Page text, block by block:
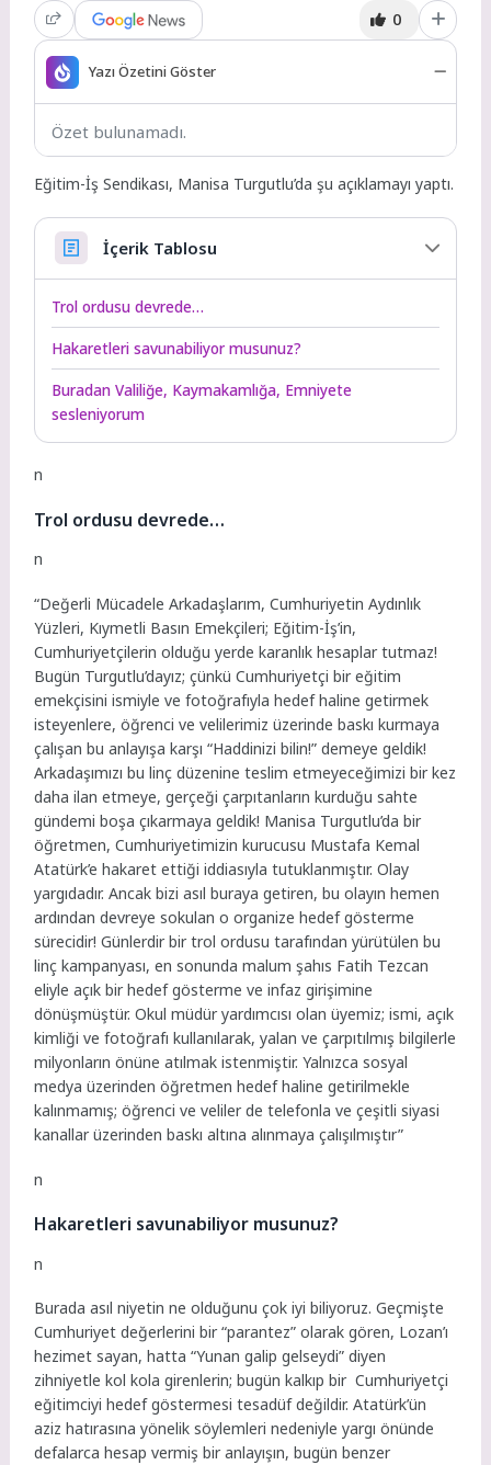
0
Yazı Özetini Göster
Özet bulunamadı.
Eğitim-İş Sendikası, Manisa Turgutlu’da şu açıklamayı yaptı.
İçerik Tablosu
Trol ordusu devrede…
Hakaretleri savunabiliyor musunuz?
Buradan Valiliğe, Kaymakamlığa, Emniyete
sesleniyorum
n
Trol ordusu devrede…
n
“Değerli Mücadele Arkadaşlarım, Cumhuriyetin Aydınlık
Yüzleri, Kıymetli Basın Emekçileri; Eğitim-İş’in,
Cumhuriyetçilerin olduğu yerde karanlık hesaplar tutmaz!
Bugün Turgutlu’dayız; çünkü Cumhuriyetçi bir eğitim
emekçisini ismiyle ve fotoğrafıyla hedef haline getirmek
isteyenlere, öğrenci ve velilerimiz üzerinde baskı kurmaya
çalışan bu anlayışa karşı “Haddinizi bilin!” demeye geldik!
Arkadaşımızı bu linç düzenine teslim etmeyeceğimizi bir kez
daha ilan etmeye, gerçeği çarpıtanların kurduğu sahte
gündemi boşa çıkarmaya geldik! Manisa Turgutlu’da bir
öğretmen, Cumhuriyetimizin kurucusu Mustafa Kemal
Atatürk’e hakaret ettiği iddiasıyla tutuklanmıştır. Olay
yargıdadır. Ancak bizi asıl buraya getiren, bu olayın hemen
ardından devreye sokulan o organize hedef gösterme
sürecidir! Günlerdir bir trol ordusu tarafından yürütülen bu
linç kampanyası, en sonunda malum şahıs Fatih Tezcan
eliyle açık bir hedef gösterme ve infaz girişimine
dönüşmüştür. Okul müdür yardımcısı olan üyemiz; ismi, açık
kimliği ve fotoğrafı kullanılarak, yalan ve çarpıtılmış bilgilerle
milyonların önüne atılmak istenmiştir. Yalnızca sosyal
medya üzerinden öğretmen hedef haline getirilmekle
kalınmamış; öğrenci ve veliler de telefonla ve çeşitli siyasi
kanallar üzerinden baskı altına alınmaya çalışılmıştır”
n
Hakaretleri savunabiliyor musunuz?
n
Burada asıl niyetin ne olduğunu çok iyi biliyoruz. Geçmişte
Cumhuriyet değerlerini bir “parantez” olarak gören, Lozan’ı
hezimet sayan, hatta “Yunan galip gelseydi” diyen
zihniyetle kol kola girenlerin; bugün kalkıp bir Cumhuriyetçi
eğitimciyi hedef göstermesi tesadüf değildir. Atatürk’ün
aziz hatırasına yönelik söylemleri nedeniyle yargı önünde
defalarca hesap vermiş bir anlayışın, bugün benzer